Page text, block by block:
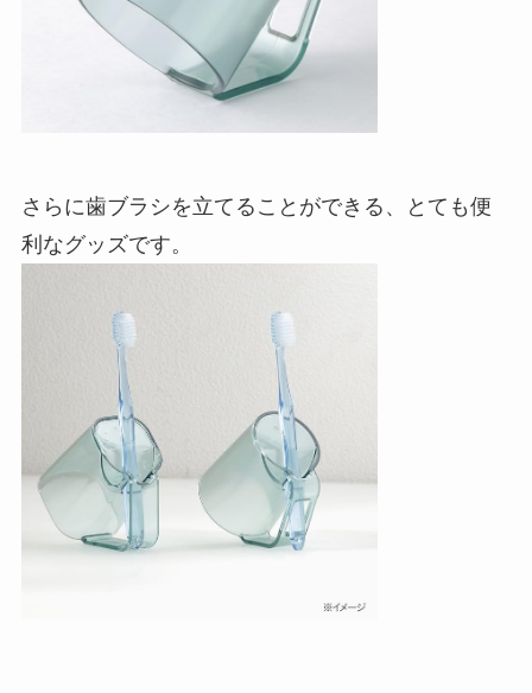
さらに歯ブラシを立てることができる、とても便
利なグッズです。